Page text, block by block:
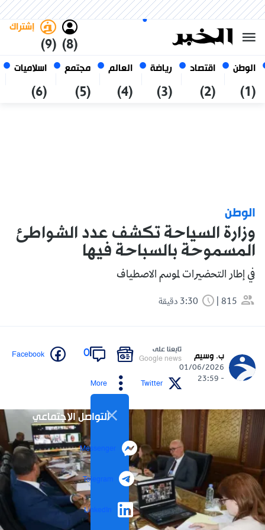
الوطن
(1)
اقتصاد
(2)
رياضة
(3)
العالم
(4)
مجتمع
(5)
اسلاميات
(6)
(8)
إشتراك
(9)
07 أغسطس 2026
الجزائر
الوطن
وزارة السياحة تكشف عدد الشواطئ
المسموحة بالسباحة فيها
في إطار التحضيرات لموسم الاصطياف
815
ب. وسيم
01/06/2026
- 23:59
تابعنا على
Google news
0
Facebook
Twitter
More
التواصل الاجتماعي
Messenger
Telegram
LinkedIn